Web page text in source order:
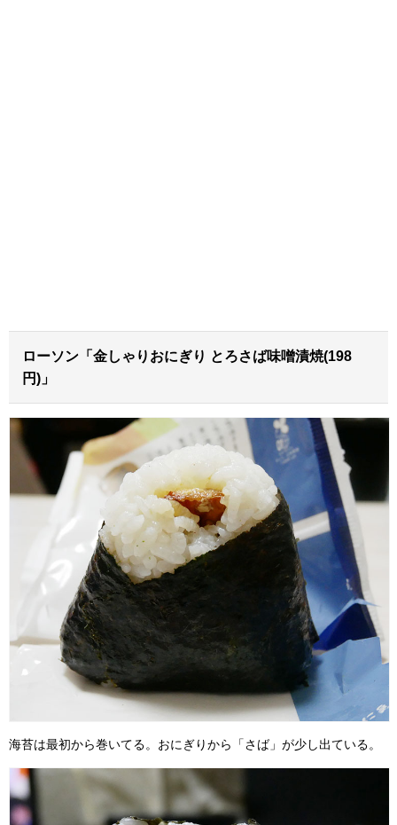
ローソン「金しゃりおにぎり とろさば味噌漬焼(198
円)」
海苔は最初から巻いてる。おにぎりから「さば」が少し出ている。